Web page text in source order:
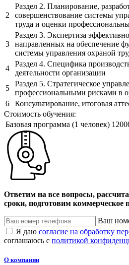
2
Раздел 2. Планирование,
совершенствование системы
труда и оценки
3
Раздел 3. Экспертиза
направленных на обеспечение
системы управления охраной
4
Раздел 4. Специфика
деятельности организации
5
Раздел 5. Стратегическое
профессиональными рисками в
6
Консультирование, итоговая
Стоимость обучения:
Базовая программа (1 человек)
Ответим на все вопросы,
сроки, подготовим коммерческое
Ваш
Я даю согласие на обработку
соглашаюсь с политикой
О компании